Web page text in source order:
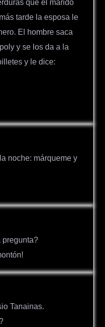
que el marido
tarde la esposa le
El hombre saca
y se los da a la
y le dice:
noche: márqueme y
pregunta?
Tanainas.